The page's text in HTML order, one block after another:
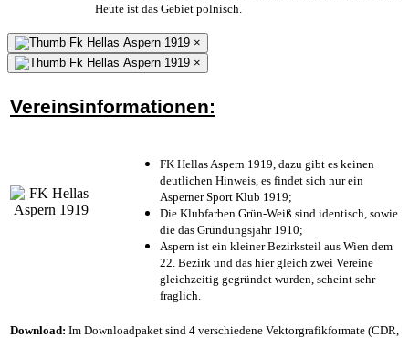
Heute ist das Gebiet polnisch.
×
×
Vereinsinformationen:
FK Hellas Aspern 1919, dazu gibt es keinen
deutlichen Hinweis, es findet sich nur ein
Asperner Sport Klub 1919;
Die Klubfarben Grün-Weiß sind identisch, sowie
die das Gründungsjahr 1910;
Aspern ist ein kleiner Bezirksteil aus Wien dem
22. Bezirk und das hier gleich zwei Vereine
gleichzeitig gegründet wurden, scheint sehr
fraglich.
Download: Im Downloadpaket sind 4 verschiedene Vektorgrafikformate (CDR,